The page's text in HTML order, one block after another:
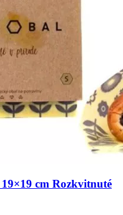
cm Rozkvitnuté